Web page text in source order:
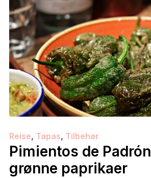
Reise, Tapas, Tilbehør
Pimientos de
grønne paprikaer